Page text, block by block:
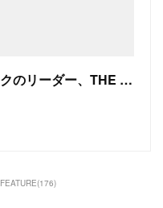
佐藤タイジ – シアターブルックのリーダー、THE SOLAR BUDOKAN主宰。
FEATURE(176)